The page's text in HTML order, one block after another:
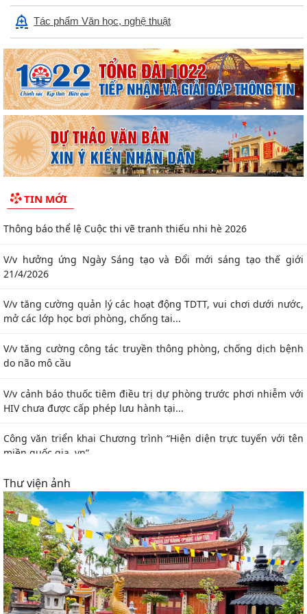
Tác phẩm Văn học, nghệ thuật
TIN MỚI
Thông báo thể lệ Cuộc thi vẽ tranh thiếu nhi hè 2026
V/v hưởng ứng Ngày Sáng tạo và Đổi mới sáng tạo thế giới
21/4/2026
V/v tăng cường quản lý các hoạt động TDTT, vui chơi dưới nước,
mở các lớp học bơi phòng, chống tai...
V/v tăng cường công tác truyền thông phòng, chống dịch bệnh
do não mô cầu
HIV chưa được cấp phép lưu hành tại...
Công văn triển khai Chương trình “Hiện diện trực tuyến với tên
Quyết định về việc thu hồi số tiếp nhận Phiếu công bố sản phẩm
Thông báo về việc công bố thông tin giá vật liệu xây dựng trên
Phương án bồi thường hỗ trợ đất nông nghiệp thực hiện Dự án
Bài tuyên truyền nghị quyết số 80-NQ/TW của bộ chính trị về
Kế hoạch triển khai nhiệm vụ chuyển đổi số và triển khai cài đặt
Kế hoạch kiểm tra công tác an ninh, an toàn trường học, PCCC và
an toàn thực phẩm bếp ăn bán trú...
V/v tổ chức thu thập thông tin Điều tra cơ sở hành chính, sự
nghiệp năm 2026
Quyết định cấp điều chỉnh Giấy chứng nhận đủ điều kiện kinh
doanh dược
Thư viện ảnh